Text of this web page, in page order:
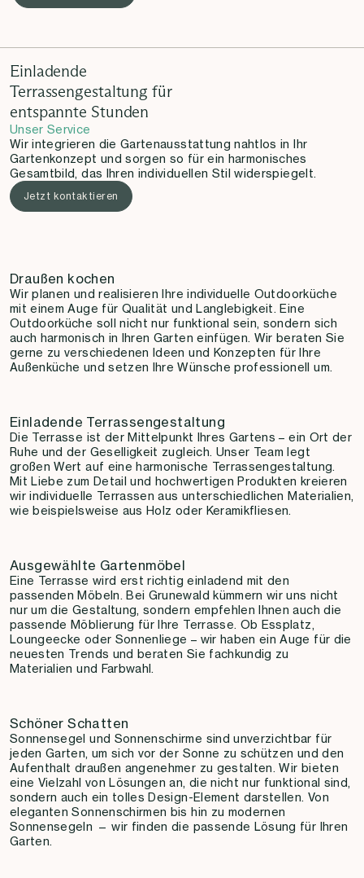
Einladende
Terrassengestaltung für
entspannte Stunden
Unser Service
Wir integrieren die Gartenausstattung nahtlos in Ihr
Gartenkonzept und sorgen so für ein harmonisches
Gesamtbild, das Ihren individuellen Stil widerspiegelt.
Jetzt kontaktieren
Einladende Terrassengestaltung
Die Terrasse ist der Mittelpunkt Ihres Gartens – ein Ort der
Ruhe und der Geselligkeit zugleich. Unser Team legt
großen Wert auf eine harmonische Terrassengestaltung.
Mit Liebe zum Detail und hochwertigen Produkten kreieren
wir individuelle Terrassen aus unterschiedlichen Materialien,
wie beispielsweise aus Holz oder Keramikfliesen.
Ausgewählte Gartenmöbel
Eine Terrasse wird erst richtig einladend mit den
passenden Möbeln. Bei Grunewald kümmern wir uns nicht
nur um die Gestaltung, sondern empfehlen Ihnen auch die
passende Möblierung für Ihre Terrasse. Ob Essplatz,
Loungeecke oder Sonnenliege – wir haben ein Auge für die
neuesten Trends und beraten Sie fachkundig zu
Materialien und Farbwahl.
Draußen kochen
Wir planen und realisieren Ihre individuelle Outdoorküche
mit einem Auge für Qualität und Langlebigkeit. Eine
Outdoorküche soll nicht nur funktional sein, sondern sich
auch harmonisch in Ihren Garten einfügen. Wir beraten Sie
gerne zu verschiedenen Ideen und Konzepten für Ihre
Außenküche und setzen Ihre Wünsche professionell um.
Schöner Schatten
Sonnensegel und Sonnenschirme sind unverzichtbar für
jeden Garten, um sich vor der Sonne zu schützen und den
Aufenthalt draußen angenehmer zu gestalten. Wir bieten
eine Vielzahl von Lösungen an, die nicht nur funktional sind,
sondern auch ein tolles Design-Element darstellen. Von
eleganten Sonnenschirmen bis hin zu modernen
Sonnensegeln — wir finden die passende Lösung für Ihren
Garten.